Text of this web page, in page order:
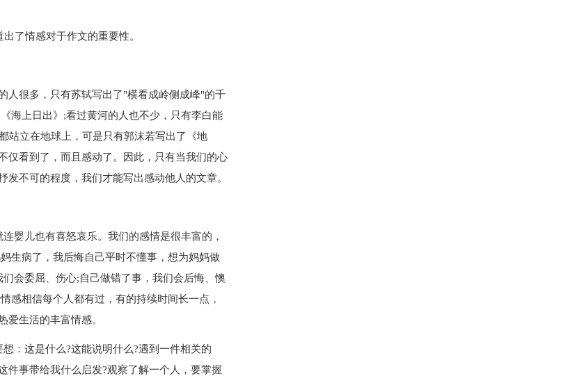
了情感对于作文的重要性。
很多，只有苏轼写出了"横看成岭侧成峰"的千
海上日出》;看过黄河的人也不少，只有李白能
站立在地球上，可是只有郭沫若写出了《地
看到了，而且感动了。因此，只有当我们的心
不可的程度，我们才能写出感动他人的文章。
儿也有喜怒哀乐。我们的感情是很丰富的，
生病了，我后悔自己平时不懂事，想为妈妈做
会委屈、伤心;自己做错了事，我们会后悔、懊
相信每个人都有过，有的持续时间长一点，
爱生活的丰富情感。
这是什么?这能说明什么?遇到一件相关的
件事带给我什么启发?观察了解一个人，要掌握